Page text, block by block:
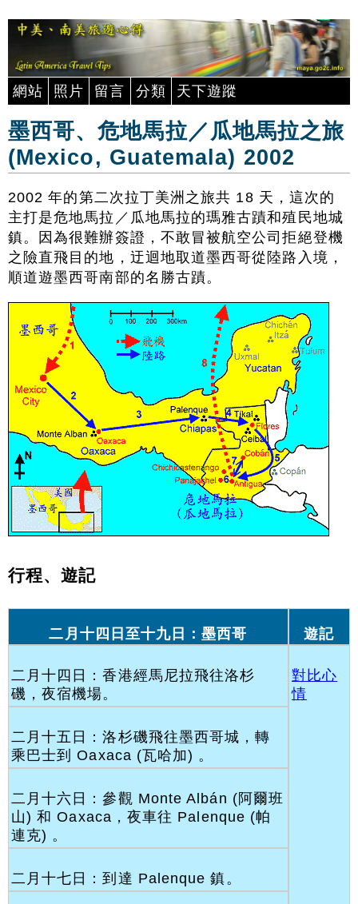
網站 照片 留言 分類 天下遊蹤
墨西哥、危地馬拉／瓜地馬拉之旅
(Mexico, Guatemala) 2002
2002 年的第二次拉丁美洲之旅共 18 天，這次的
主打是危地馬拉／瓜地馬拉的瑪雅古蹟和殖民地城
鎮。因為很難辦簽證，不敢冒被航空公司拒絕登機
之險直飛目的地，迂迴地取道墨西哥從陸路入境，
順道遊墨西哥南部的名勝古蹟。
行程、遊記
二月十四日至十九日：墨西哥 遊記
二月十四日：香港經馬尼拉飛往洛杉
磯，夜宿機場。
對比心
情
二月十五日：洛杉磯飛往墨西哥城，轉
乘巴士到 Oaxaca (瓦哈加) 。
二月十六日：參觀 Monte Albán (阿爾班
山) 和 Oaxaca，夜車往 Palenque (帕
連克) 。
二月十七日：到達 Palenque 鎮。